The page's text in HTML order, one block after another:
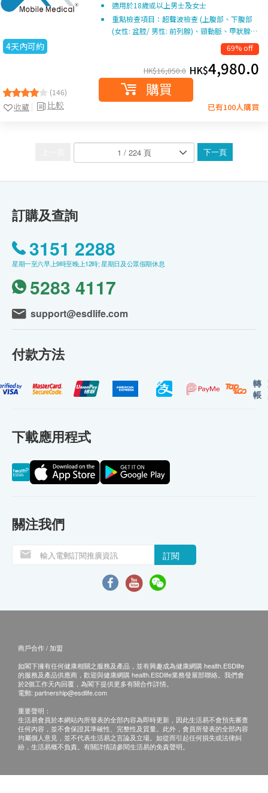
4天內可約
(146)
比較
收藏
適用於18歲或以上男士及女士
重點檢查項目：超聲波檢查 (上腹部、下腹部
(女性: 盆腔/ 男性: 前列腺)、頸動脈、甲狀腺…
69% off
HK$16,050.0 HK$4,980.0
購買
已有100人購買
下一頁
訂購及查詢
3151 2288
星期一至六早上9時至晚上12時; 星期日及公眾假期休息
5283 4117
support@esdlife.com
付款方法
轉
帳
下載應用程式
關注我們
訂閱
商戶合作 / 加盟
如閣下擁有任何健康相關之服務及產品，並有興趣成為健康網購 health.ESDlife
的服務及產品供應商，歡迎與健康網購 health.ESDlife業務發展部聯絡。我們會
於2個工作天內回覆，為閣下提供更多有關合作詳情。
電郵: partnership@esdlife.com
重要聲明：
生活易會員於本網站內所發表的全部內容為即時更新，因此生活易不會預先審查
任何內容，並不會保證其準確性、完整性及質量。此外，會員所發表的全部內容
均屬個人意見，並不代表生活易之言論及立場。如從而引起任何損失或法律糾
紛，生活易概不負責。有關詳情請參閱生活易的免責聲明。